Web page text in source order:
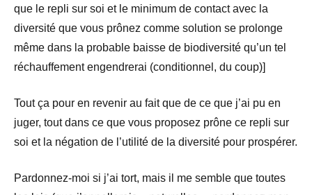
que le repli sur soi et le minimum de contact avec la
diversité que vous prônez comme solution se prolonge
même dans la probable baisse de biodiversité qu’un tel
réchauffement engendrerai (conditionnel, du coup)]
Tout ça pour en revenir au fait que de ce que j’ai pu en
juger, tout dans ce que vous proposez prône ce repli sur
soi et la négation de l’utilité de la diversité pour prospérer.
Pardonnez-moi si j’ai tort, mais il me semble que toutes